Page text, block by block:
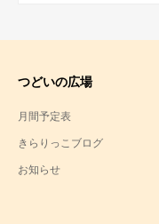
つどいの広場
月間予定表
きらりっこブログ
お知らせ